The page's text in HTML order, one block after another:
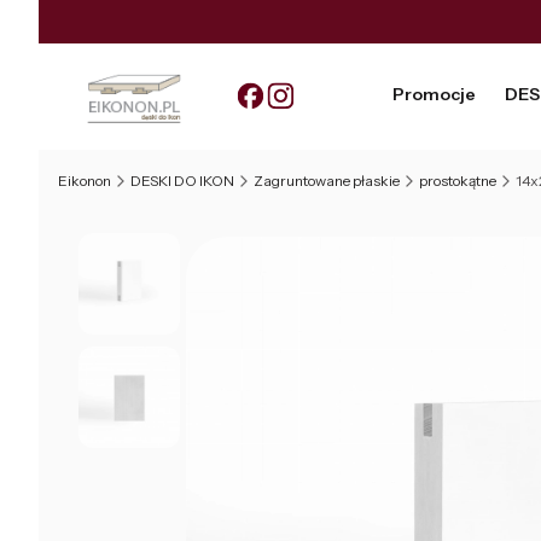
Promocje
Eikonon DESKI DO IKON Zagruntowane płaskie prostokątne